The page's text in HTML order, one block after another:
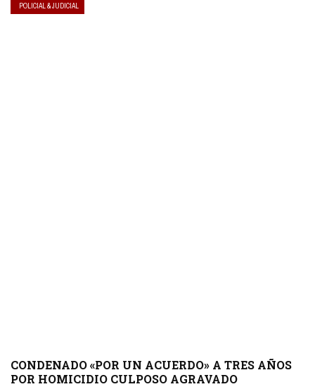
POLICIAL & JUDICIAL
CONDENADO «POR UN ACUERDO» A TRES AÑOS
POR HOMICIDIO CULPOSO AGRAVADO